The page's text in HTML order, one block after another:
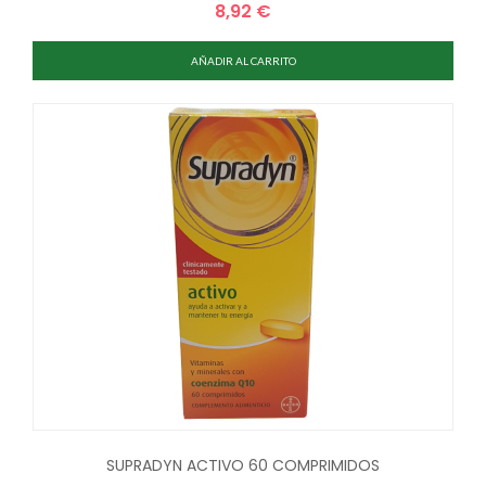
Precio
8,92 €
AÑADIR AL CARRITO
SUPRADYN ACTIVO 60 COMPRIMIDOS